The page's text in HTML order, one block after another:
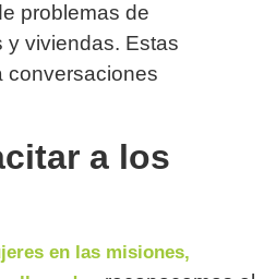
problemas de
y viviendas. Estas
conversaciones
a los
en las misiones,